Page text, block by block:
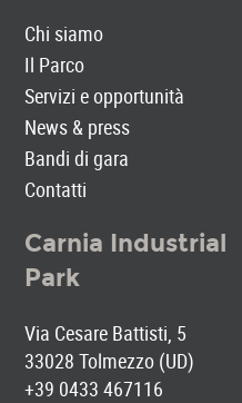
Chi siamo
Il Parco
Servizi e opportunità
News & press
Bandi di gara
Contatti
Carnia Industrial
Park
Via Cesare Battisti, 5
33028 Tolmezzo (UD)
+39 0433 467116